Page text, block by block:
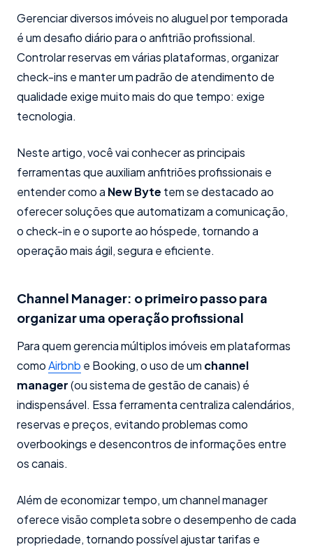
Gerenciar diversos imóveis no aluguel por temporada
é um desafio diário para o anfitrião profissional.
Controlar reservas em várias plataformas, organizar
check-ins e manter um padrão de atendimento de
qualidade exige muito mais do que tempo: exige
tecnologia.
Neste artigo, você vai conhecer as principais
ferramentas que auxiliam anfitriões profissionais e
entender como a New Byte tem se destacado ao
oferecer soluções que automatizam a comunicação,
o check-in e o suporte ao hóspede, tornando a
operação mais ágil, segura e eficiente.
Channel Manager: o primeiro passo para
organizar uma operação profissional
Para quem gerencia múltiplos imóveis em plataformas
comoAirbnb e Booking, o uso de um channel
manager(ou sistema de gestão de canais) é
indispensável. Essa ferramenta centraliza calendários,
reservas e preços, evitando problemas como
overbookings e desencontros de informações entre
os canais.
Além de economizar tempo, um channel manager
oferece visão completa sobre o desempenho de cada
propriedade, tornando possível ajustar tarifas e